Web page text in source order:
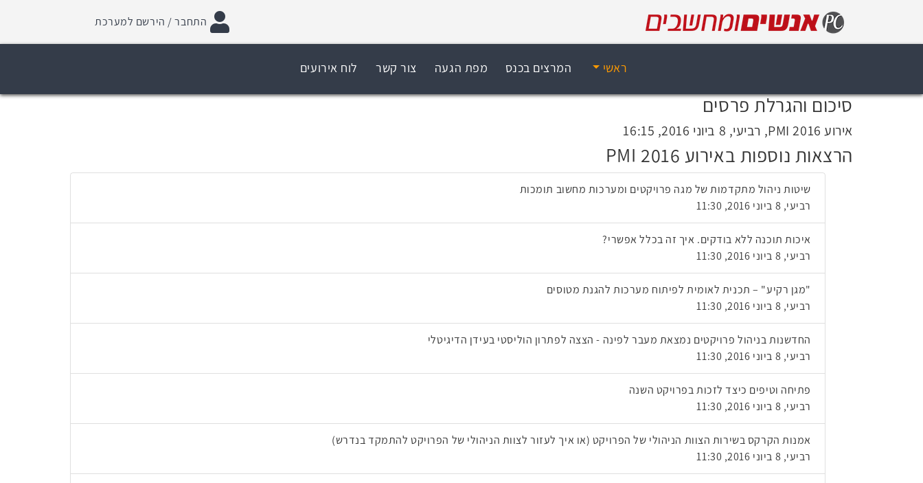
התחבר / הירשם למערכת
ראשי המרצים בכנס מפת הגעה צור קשר לוח אירועים
סיכום והגרלת פרסים
אירוע PMI 2016, רביעי, 8 ביוני 2016, 16:15
הרצאות נוספות באירוע PMI 2016
שיטות ניהול מתקדמות של מגה פרויקטים ומערכות מחשוב תומכות
רביעי, 8 ביוני 2016, 11:30
איכות תוכנה ללא בודקים. איך זה בכלל אפשרי?
רביעי, 8 ביוני 2016, 11:30
"מגן רקיע" – תכנית לאומית לפיתוח מערכות להגנת מטוסים
רביעי, 8 ביוני 2016, 11:30
החדשנות בניהול פרויקטים נמצאת מעבר לפינה - הצצה לפתרון הוליסטי בעידן הדיגיטלי
רביעי, 8 ביוני 2016, 11:30
פתיחה וטיפים כיצד לזכות בפרויקט השנה
רביעי, 8 ביוני 2016, 11:30
אמנות הקרקס בשירות הצוות הניהולי של הפרויקט (או איך לעזור לצוות הניהולי של הפרויקט להתמקד בנדרש)
רביעי, 8 ביוני 2016, 11:30